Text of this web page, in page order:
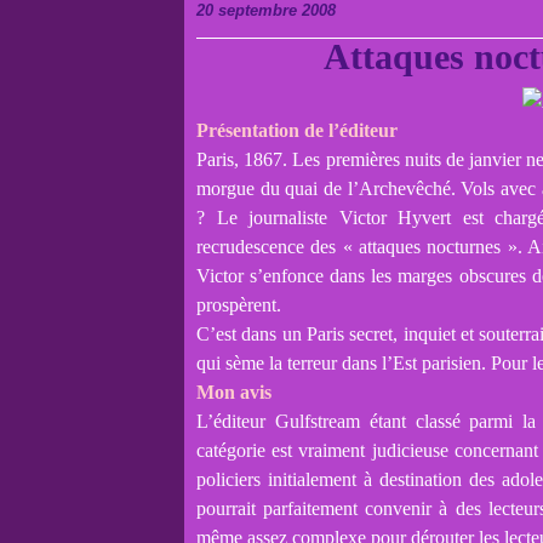
20 septembre 2008
Attaques
Présentation de l’éditeur
Paris, 1867. Les premières nuits de janvier
morgue du quai de l’Archevêché. Vols
? Le journaliste Victor Hyvert est
recrudescence des « attaques nocturnes
Victor s’enfonce dans les marges
prospèrent.
C’est dans un Paris secret, inquiet et
qui sème la terreur dans l’Est parisien.
Mon avis
L’éditeur Gulfstream étant classé parmi
catégorie est vraiment judicieuse
policiers initialement à destination des
pourrait parfaitement convenir à des
même assez complexe pour dérouter les